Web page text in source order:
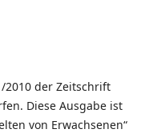
2010 der Zeitschrift
Diese Ausgabe ist
von Erwachsenen“